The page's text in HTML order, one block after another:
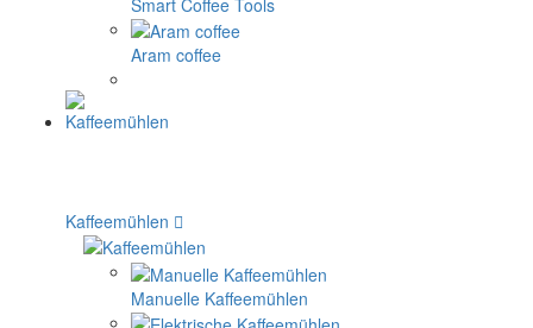
Aram coffee
Kaffeemühlen
Manuelle Kaffeemühlen